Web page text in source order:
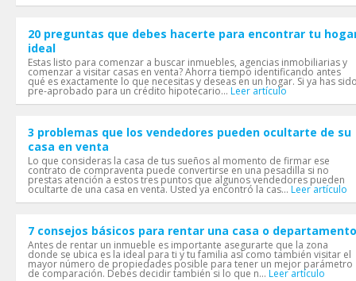
20 preguntas que debes hacerte para encontrar tu
ideal
Estas listo para comenzar a buscar inmuebles, agencias inmobiliarias y
comenzar a visitar casas en venta? Ahorra tiempo identificando antes
qué es exactamente lo que necesitas y deseas en un hogar. Si ya has
pre-aprobado para un crédito hipotecario... Leer artículo
3 problemas que los vendedores pueden ocultarte de su
casa en venta
Lo que consideras la casa de tus sueños al momento de firmar ese
contrato de compraventa puede convertirse en una pesadilla si no
prestas atención a estos tres puntos que algunos vendedores pueden
ocultarte de una casa en venta. Usted ya encontró la cas... Leer artículo
7 consejos básicos para rentar una casa o departamento
Antes de rentar un inmueble es importante asegurarte que la zona
donde se ubica es la ideal para ti y tu familia así como también visitar el
mayor número de propiedades posible para tener un mejor parámetro
de comparación. Debes decidir también si lo que n... Leer artículo